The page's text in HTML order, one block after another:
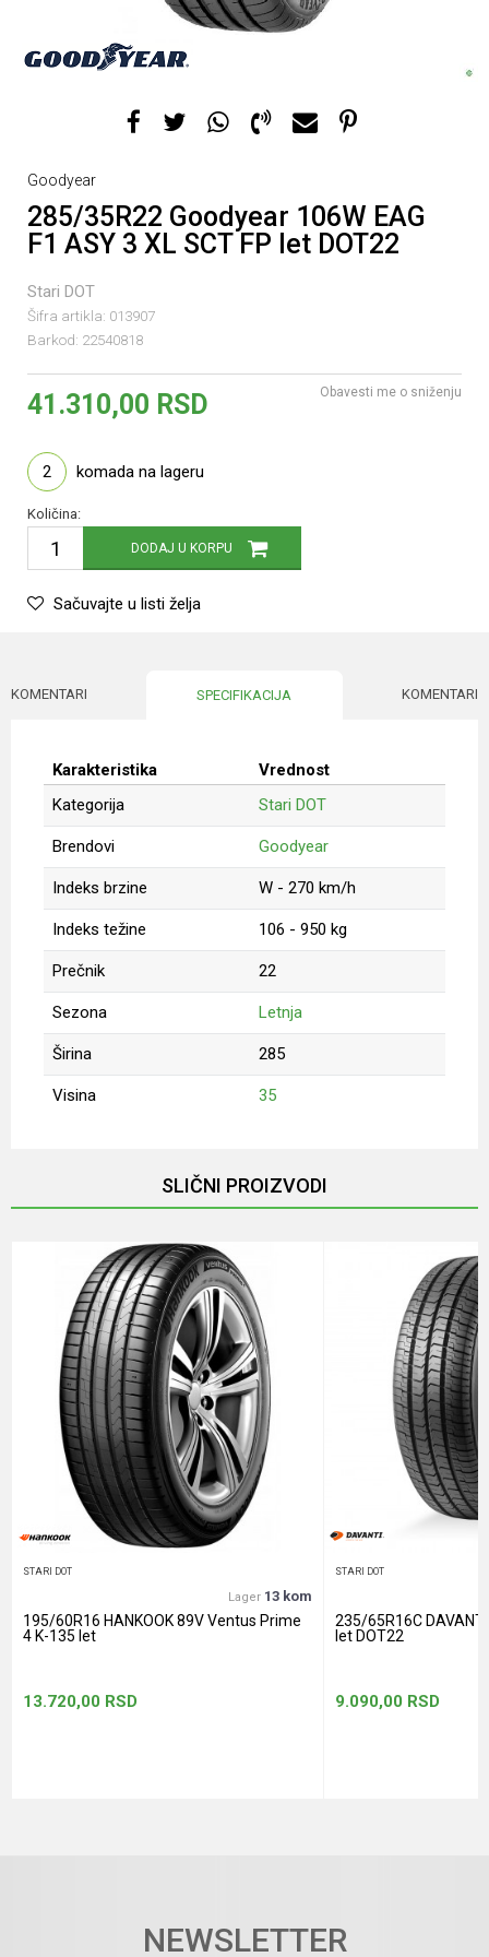
Goodyear
285/35R22 Goodyear 106W EAG
F1 ASY 3 XL SCT FP let DOT22
Stari DOT
Šifra artikla: 013907
Barkod: 22540818
41.310,00 RSD Obavesti me o sniženju
2 komada na lageru
Količina:
DODAJ U KORPU
Sačuvajte u listi želja
KOMENTARI SPECIFIKACIJA KOMENTARI
Karakteristika
Vrednost
Kategorija
Stari DOT
Brendovi Goodyear
Indeks brzine W - 270 km/h
Indeks težine 106 - 950 kg
Prečnik 22
Sezona Letnja
Širina 285
Visina 35
Poruka
Anti-spam zaštita - izračunajte koliko je 4 + 1 :
POŠALJI
SLIČNI PROIZVODI
STARI DOT
Lager 13 kom
195/60R16 HANKOOK 89V Ventus Prime
4 K-135 let
13.720,00 RSD
STARI DOT
235/65R16C
let DOT22
9.090,00 RSD
NEWSLETTER